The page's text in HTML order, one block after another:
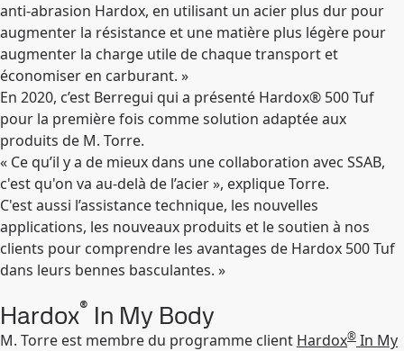
anti-abrasion Hardox, en utilisant un acier plus dur pour
augmenter la résistance et une matière plus légère pour
augmenter la charge utile de chaque transport et
économiser en carburant. »
En 2020, c’est Berregui qui a présenté Hardox® 500 Tuf
pour la première fois comme solution adaptée aux
produits de M. Torre.
« Ce qu’il y a de mieux dans une collaboration avec SSAB,
c'est qu'on va au-delà de l’acier », explique Torre.
C'est aussi l’assistance technique, les nouvelles
applications, les nouveaux produits et le soutien à nos
clients pour comprendre les avantages de Hardox 500 Tuf
dans leurs bennes basculantes. »
Hardox® In My Body
M. Torre est membre du programme client Hardox® In My